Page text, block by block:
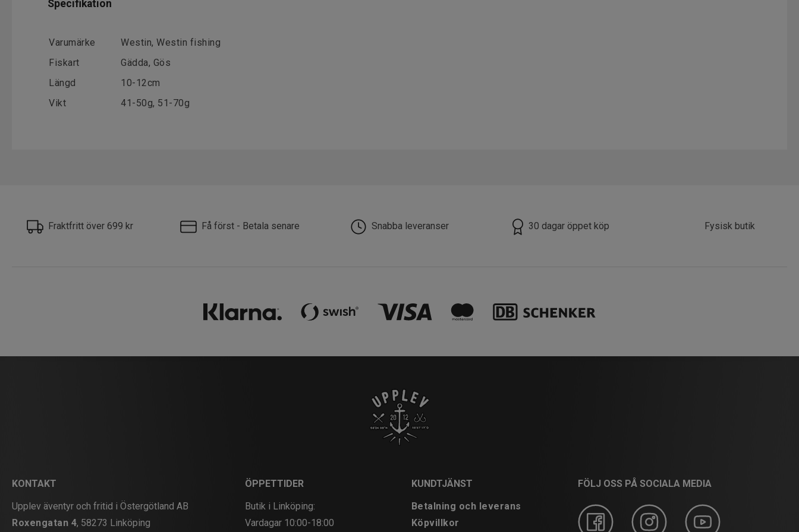
Specifikation
Varumärke
Westin, Westin fishing
Fiskart
Gädda, Gös
Längd
10-12cm
Vikt
41-50g, 51-70g
Fraktfritt över 699 kr Få först - Betala senare Snabba leveranser 30 dagar öppet köp Fysisk butik
KONTAKT
Upplev äventyr och fritid i Östergötland AB
Roxengatan 4, 58273 Linköping
ÖPPETTIDER
Butik i Linköping:
Vardagar 10:00-18:00
KUNDTJÄNST
Betalning och leverans
Köpvillkor
FÖLJ OSS PÅ SOCIALA MEDIA